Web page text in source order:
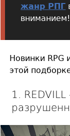
жанр РПГ
вниманием!
Новинки
этой
1.